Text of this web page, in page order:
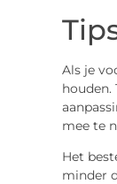
Als je
houden.
mee te
Het
minder